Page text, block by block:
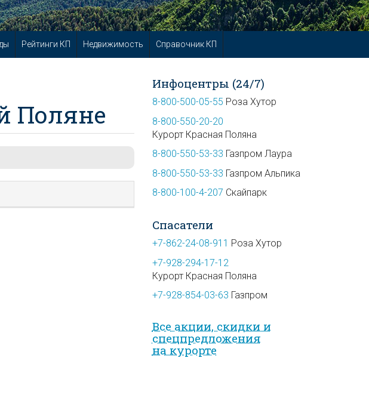
Рейтинги КП Недвижимость Справочник КП
Поляне
Инфоцентры (24/7)
8-800-500-05-55 Роза Хутор
8-800-550-20-20
Курорт Красная Поляна
8-800-550-53-33 Газпром Лаура
8-800-550-53-33 Газпром Альпика
8-800-100-4-207 Скайпарк
Спасатели
+7-862-24-08-911 Роза Хутор
+7-928-294-17-12
Курорт Красная Поляна
+7-928-854-03-63 Газпром
Все акции, скидки и
спец­предложе­ния
на курорте